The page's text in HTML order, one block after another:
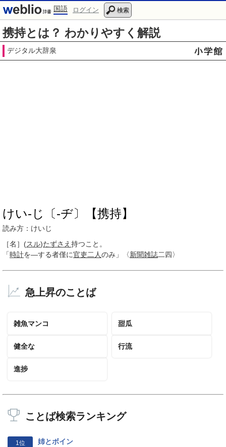
国語 ログイン 検索
携持とは？ わかりやすく解説
デジタル大辞泉
けい‐じ〔‐ヂ〕【携持】
読み方：けいじ
［名］ (スル)たずさえ 持つこと。
「時計を―する者僅に官吏二人のみ」〈新聞雑誌二四〉
急上昇のことば
雑魚マンコ 甜瓜
健全な 行流
進捗
ことば検索ランキング
1位 姉とボイン